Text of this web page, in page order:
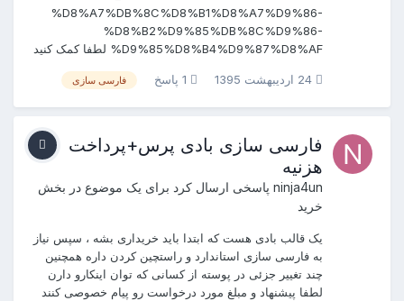
%D8%A7%DB%8C%D8%B1%D8%A7%D9%86-
%D8%B2%D9%85%DB%8C%D9%86-
%D9%85%D8%B4%D9%87%D8%AF لطفا کمک کنید
24 اردیبهشت 1395 فارسی سازی
فارسی سازی بادی پرس+پرداخت
هزنیه
ninja4un پاسخی ارسال کرد برای یک موضوع در بخش
خرید
یک قالب بادی هست که ابتدا باید خریداری بشه ، سپس نیاز
به فارسی سازی استاندارد و راستچین کردن داره همچنین
چند تغییر جزئی در پوسته از کسانی که توان اینکارو دارن
لطفا پیشنهاد و مبلغ مورد درخواست رو پیام خصوصی کنند